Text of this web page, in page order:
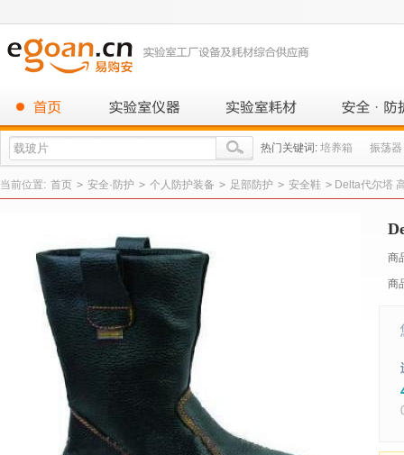
热门关键词: 培养箱 振荡器
当前位置: 首页 > 安全·防护 > 个人防护装备 > 足部防护 > 安全鞋 > Delta代尔塔
商
商